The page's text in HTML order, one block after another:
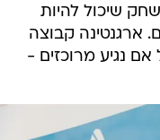
שיכול להיות
ארגנטינה קבוצה
נגיע מרוכזים -